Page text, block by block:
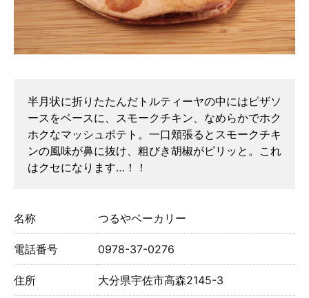
半月状に折りたたんだトルティーヤの中にはピザソ
ースをベースに、スモークチキン、なめらかでホク
ホクなマッシュポテト。一口頬張るとスモークチキ
ンの風味が鼻に抜け、粗びき胡椒がピリッと。これ
はクセになります…！！
名称 つるやベーカリー
電話番号 0978-37-0276
住所 大分県宇佐市高森2145-3